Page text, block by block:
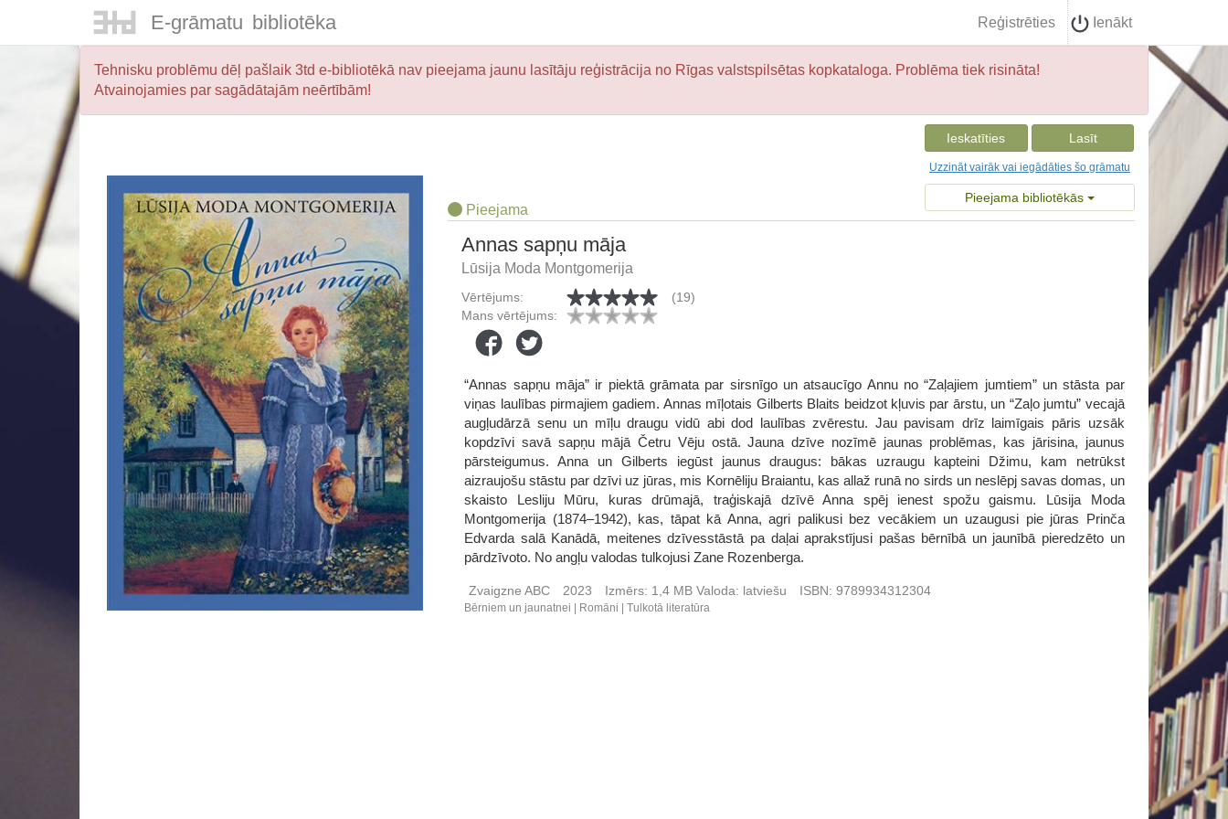
E-grāmatu bibliotēka Reģistrēties Ienākt
Tehnisku problēmu dēļ pašlaik 3td e-bibliotēkā nav pieejama jaunu lasītāju reģistrācija no Rīgas valstspilsētas kopkataloga. Problēma tiek risināta!
Atvainojamies par sagādātajām neērtībām!
Ieskatīties Lasīt
Uzzināt vairāk vai iegādāties šo grāmatu
Pieejama bibliotēkās
Pieejama
Annas sapņu māja
Lūsija Moda Montgomerija
Vērtējums:
(19)
Mans vērtējums:
“Annas sapņu māja” ir piektā grāmata par sirsnīgo un atsaucīgo Annu no “Zaļajiem jumtiem” un stāsta par
viņas laulības pirmajiem gadiem. Annas mīļotais Gilberts Blaits beidzot kļuvis par ārstu, un “Zaļo jumtu” vecajā
augļudārzā senu un mīļu draugu vidū abi dod laulības zvērestu. Jau pavisam drīz laimīgais pāris uzsāk
kopdzīvi savā sapņu mājā Četru Vēju ostā. Jauna dzīve nozīmē jaunas problēmas, kas jārisina, jaunus
pārsteigumus. Anna un Gilberts iegūst jaunus draugus: bākas uzraugu kapteini Džimu, kam netrūkst
aizraujošu stāstu par dzīvi uz jūras, mis Kornēliju Braiantu, kas allaž runā no sirds un neslēpj savas domas, un
skaisto Lesliju Mūru, kuras drūmajā, traģiskajā dzīvē Anna spēj ienest spožu gaismu. Lūsija Moda
Montgomerija (1874–1942), kas, tāpat kā Anna, agri palikusi bez vecākiem un uzaugusi pie jūras Prinča
Edvarda salā Kanādā, meitenes dzīvesstāstā pa daļai aprakstījusi pašas bērnībā un jaunībā pieredzēto un
pārdzīvoto. No angļu valodas tulkojusi Zane Rozenberga.
Zvaigzne ABC 2023 Izmērs: 1,4 MBValoda: latviešu ISBN: 9789934312304
Bērniem un jaunatnei Romāni Tulkotā literatūra